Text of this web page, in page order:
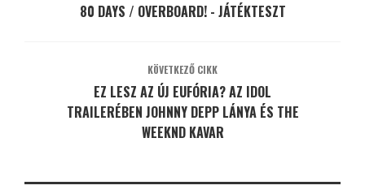
80 DAYS / OVERBOARD! - JÁTÉKTESZT
KÖVETKEZŐ CIKK
EZ LESZ AZ ÚJ EUFÓRIA? AZ IDOL
TRAILERÉBEN JOHNNY DEPP LÁNYA ÉS THE
WEEKND KAVAR